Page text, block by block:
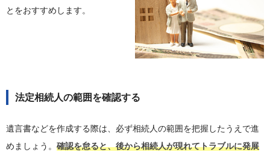
とをおすすめします。
法定相続人の範囲を確認する
遺言書などを作成する際は、必ず相続人の範囲を把握したうえで進
めましょう。 確認を怠ると、後から相続人が現れてトラブルに発展